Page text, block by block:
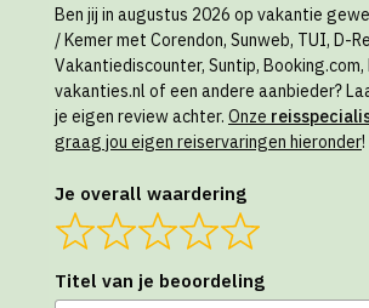
Ben jij in augustus 2026 op vakantie
/ Kemer met Corendon, Sunweb, TUI, D-
Vakantiediscounter, Suntip, Booking.com,
vakanties.nl of een andere aanbieder?
je eigen review achter. Onze
graag jou eigen reiservaringen hieronder!
Je overall waardering
Titel van je beoordeling